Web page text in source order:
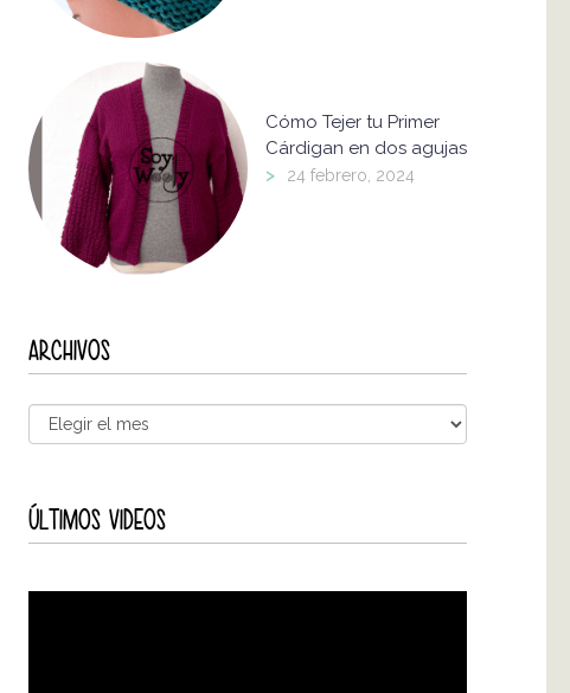
Cómo Tejer tu Primer
Cárdigan en dos agujas
> 24 febrero, 2024
ARCHIVOS
ÚLTIMOS VIDEOS